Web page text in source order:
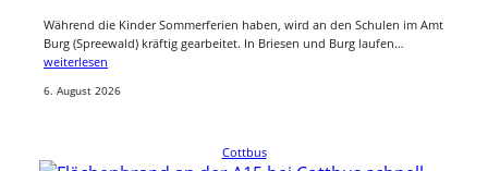
Während die Kinder Sommerferien haben, wird an den Schulen im Amt
Burg (Spreewald) kräftig gearbeitet. In Briesen und Burg laufen…
weiterlesen
6. August 2026
Cottbus